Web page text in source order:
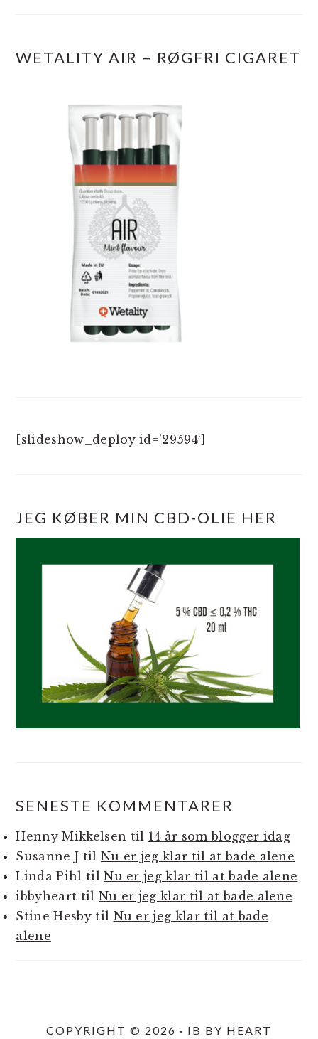
WETALITY AIR – RØGFRI CIGARET
[slideshow_deploy id=’29594′]
JEG KØBER MIN CBD-OLIE HER
SENESTE KOMMENTARER
Henny Mikkelsen til 14 år som blogger idag
Susanne J til Nu er jeg klar til at bade alene
Linda Pihl tilNu er jeg klar til at bade alene
ibbyheart til Nu er jeg klar til at bade alene
Stine Hesbytil Nu er jeg klar til at bade
alene
COPYRIGHT © 2026 · IB BY HEART